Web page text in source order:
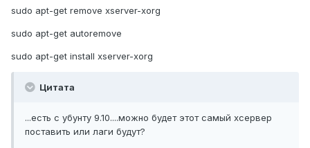
sudo apt-get remove xserver-xorg
sudo apt-get autoremove
sudo apt-get install xserver-xorg
Цитата
...есть с убунту 9.10....можно будет этот самый хсервер
поставить или лаги будут?